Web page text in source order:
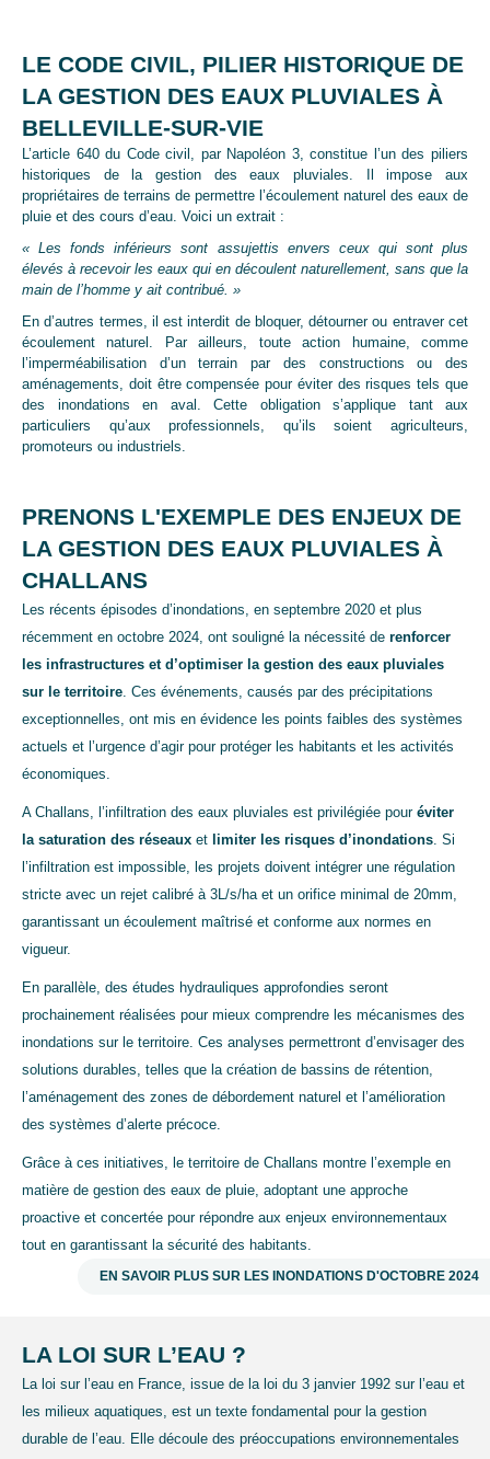
LE CODE CIVIL, PILIER HISTORIQUE DE
LA GESTION DES EAUX PLUVIALES À
BELLEVILLE-SUR-VIE
L’article 640 du Code civil, par Napoléon 3, constitue l’un des piliers
historiques de la gestion des eaux pluviales. Il impose aux
propriétaires de terrains de permettre l’écoulement naturel des eaux de
pluie et des cours d’eau. Voici un extrait :
« Les fonds inférieurs sont assujettis envers ceux qui sont plus
élevés à recevoir les eaux qui en découlent naturellement, sans que la
main de l’homme y ait contribué. »
En d’autres termes, il est interdit de bloquer, détourner ou entraver cet
écoulement naturel. Par ailleurs, toute action humaine, comme
l’imperméabilisation d’un terrain par des constructions ou des
aménagements, doit être compensée pour éviter des risques tels que
des inondations en aval. Cette obligation s’applique tant aux
particuliers qu’aux professionnels, qu’ils soient agriculteurs,
promoteurs ou industriels.
PRENONS L'EXEMPLE DES ENJEUX DE
LA GESTION DES EAUX PLUVIALES À
CHALLANS
Les récents épisodes d’inondations, en septembre 2020 et plus
récemment en octobre 2024, ont souligné la nécessité de renforcer
les infrastructures et d’optimiser la gestion des eaux pluviales
sur le territoire . Ces événements, causés par des précipitations
exceptionnelles, ont mis en évidence les points faibles des systèmes
actuels et l’urgence d’agir pour protéger les habitants et les activités
économiques.
A Challans, l’infiltration des eaux pluviales est privilégiée pour éviter
la saturation des réseaux et limiter les risques d’inondations . Si
l’infiltration est impossible, les projets doivent intégrer une régulation
stricte avec un rejet calibré à 3L/s/ha et un orifice minimal de 20mm,
garantissant un écoulement maîtrisé et conforme aux normes en
vigueur.
En parallèle, des études hydrauliques approfondies seront
prochainement réalisées pour mieux comprendre les mécanismes des
inondations sur le territoire. Ces analyses permettront d’envisager des
solutions durables, telles que la création de bassins de rétention,
l’aménagement des zones de débordement naturel et l’amélioration
des systèmes d’alerte précoce.
Grâce à ces initiatives, le territoire de Challans montre l’exemple en
matière de gestion des eaux de pluie, adoptant une approche
proactive et concertée pour répondre aux enjeux environnementaux
tout en garantissant la sécurité des habitants.
EN SAVOIR PLUS SUR LES INONDATIONS D'OCTOBRE 2024
LA LOI SUR L’EAU ?
La loi sur l’eau en France, issue de la loi du 3 janvier 1992 sur l’eau et
les milieux aquatiques, est un texte fondamental pour la gestion
durable de l’eau. Elle découle des préoccupations environnementales